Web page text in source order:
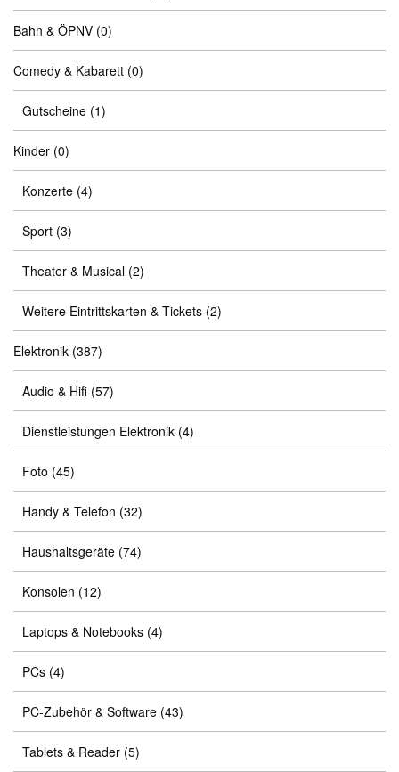
Bahn & ÖPNV (0)
Comedy & Kabarett (0)
Gutscheine (1)
Kinder (0)
Konzerte (4)
Sport (3)
Theater & Musical (2)
Weitere Eintrittskarten & Tickets (2)
Elektronik (387)
Audio & Hifi (57)
Dienstleistungen Elektronik (4)
Foto (45)
Handy & Telefon (32)
Haushaltsgeräte (74)
Konsolen (12)
Laptops & Notebooks (4)
PCs (4)
PC-Zubehör & Software (43)
Tablets & Reader (5)